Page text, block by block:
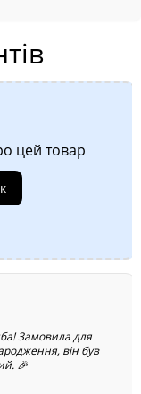
цей товар
Замовила для
він був
🎉